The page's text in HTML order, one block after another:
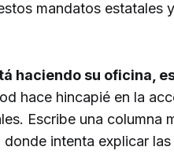
mandatos estatales
haciendo su oficina,
hace hincapié en la
Escribe una columna
donde intenta explicar